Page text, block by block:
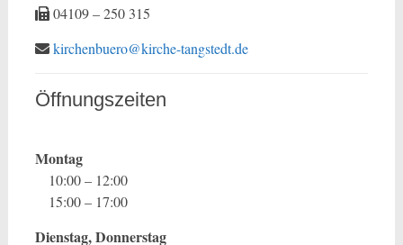
04109 – 250 315
kirchenbuero@kirche-tangstedt.de
Öffnungszeiten
Montag
10:00 – 12:00
15:00 – 17:00
Dienstag, Donnerstag